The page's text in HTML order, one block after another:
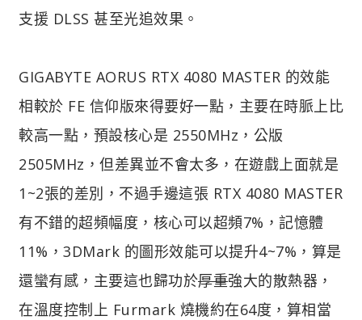
支援 DLSS 甚至光追效果。
GIGABYTE AORUS RTX 4080 MASTER 的效能
相較於 FE 信仰版來得要好一點，主要在時脈上比
較高一點，預設核心是 2550MHz，公版
2505MHz，但差異並不會太多，在遊戲上面就是
1~2張的差別，不過手邊這張 RTX 4080 MASTER
有不錯的超頻幅度，核心可以超頻7%，記憶體
11%，3DMark 的圖形效能可以提升4~7%，算是
還蠻有感，主要這也歸功於厚重強大的散熱器，
在溫度控制上 Furmark 燒機約在64度，算相當